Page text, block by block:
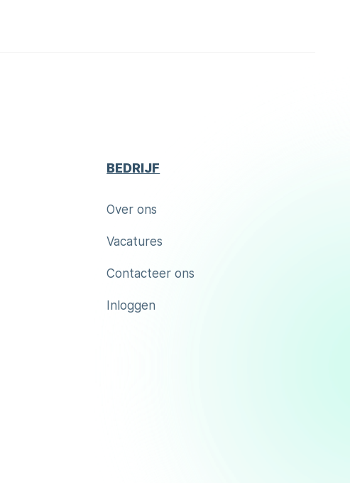
BEDRIJF
Over ons
Vacatures
Contacteer ons
Inloggen